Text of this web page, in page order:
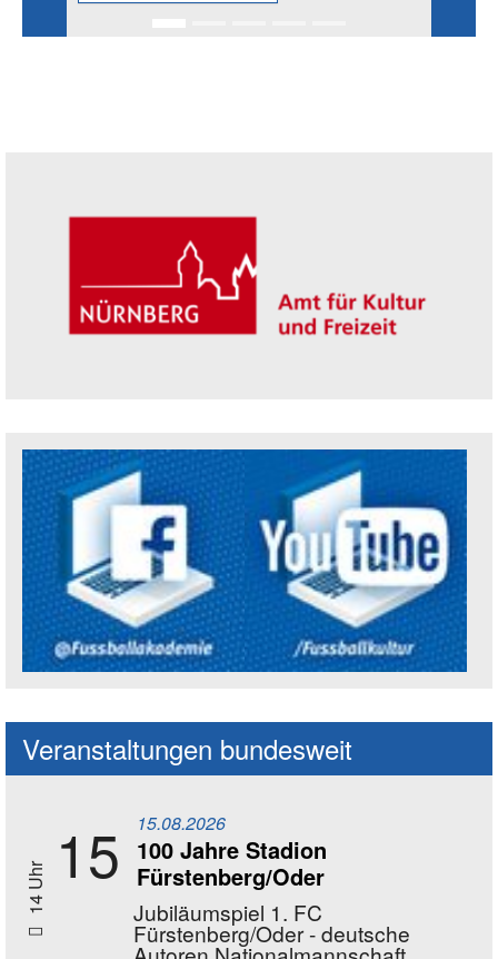
Veranstaltungen bundesweit
14 Uhr 15 15.08.2026
100 Jahre Stadion
Fürstenberg/Oder
Jubiläumspiel 1. FC
Fürstenberg/Oder - deutsche